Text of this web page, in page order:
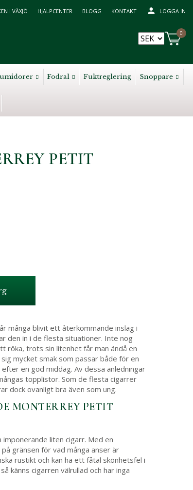
I VÄXJÖ HJÄLPCENTER BLOGG KONTAKT LOGGA IN
0
Fodral Fuktreglering Snoppare
PETIT
många blivit ett återkommande inslag i
den in i de flesta situationer. Inte nog
röka, trots sin litenhet får man ändå en
mycket smak som passar både för en
en god middag. Av dessa anledningar
topplistor. Som de flesta cigarrer
dock ovanligt bra även som ung.
MONTERREY PETIT
liten cigarr. Med en
gränsen för vad många anser är
rustikt och kan ha ett fåtal skönhetsfel i
känns cigarren välrullad och har inga